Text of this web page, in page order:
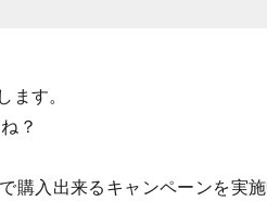
す。
？
で購入出来るキャンペーンを実